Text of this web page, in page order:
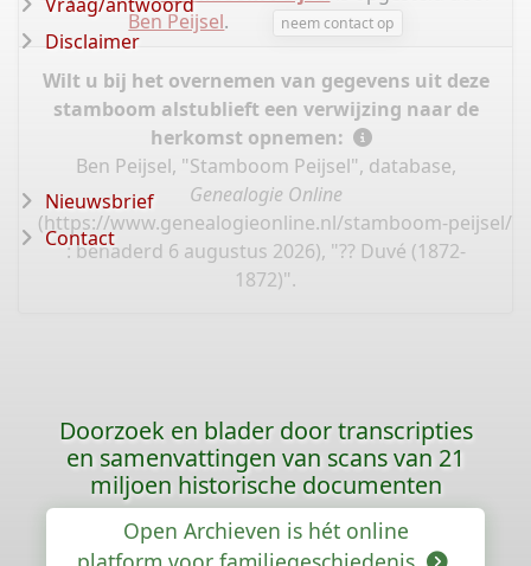
Ben Peijsel. neem contact op
Wilt u bij het overnemen van gegevens uit deze
stamboom alstublieft een verwijzing naar de
herkomst opnemen:
Ben Peijsel, "Stamboom Peijsel", database,
Genealogie Online
(https://www.genealogieonline.nl/stamboom-peijsel/
: benaderd 6 augustus 2026), "?? Duvé (1872-
1872)".
Disclaimer
Nieuwsbrief
Contact
Doorzoek en blader door transcripties
en samenvattingen van scans van 21
miljoen historische documenten
Open Archieven is hét online